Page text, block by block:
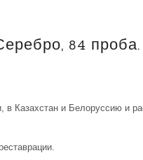
84 проба.
в Казахстан и Белоруссию и